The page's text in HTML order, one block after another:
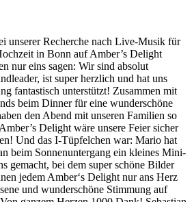
unserer Recherche nach Live-Musik für
in Bonn auf Amber’s Delight
nur eins sagen: Wir sind absolut
ist super herzlich und hat uns
fantastisch unterstützt! Zusammen mit
beim Dinner für eine wunderschöne
den Abend mit unseren Familien so
Delight wäre unsere Feier sicher
Und das I-Tüpfelchen war: Mario hat
beim Sonnenuntergang ein kleines Mini-
gemacht, bei dem super schöne Bilder
jedem Amber‘s Delight nur ans Herz
und wunderschöne Stimmung auf